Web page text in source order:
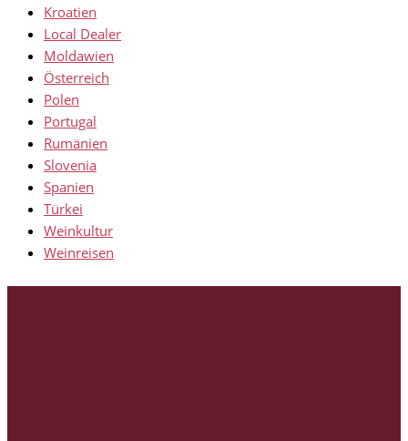
Kroatien
Local Dealer
Moldawien
Österreich
Polen
Portugal
Rumänien
Slovenia
Spanien
Türkei
Weinkultur
Weinreisen